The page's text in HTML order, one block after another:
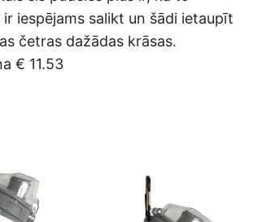
iespējams salikt un šādi ietaupīt
četras dažādas krāsas.
€ 11.53